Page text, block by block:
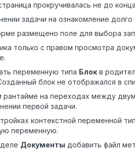
прокручивалась не до
задачи на ознакомление
размещено поле для выбора
только с правом просмотра
переменную типа Блок в
блок не отображался в
рантайме на переходах между
первой задачи.
контекстной переменной
переменную.
Документы добавить файл